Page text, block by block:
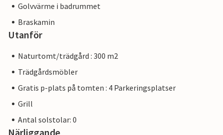
Golvvärme i badrummet
Braskamin
Utanför
Naturtomt/trädgård : 300 m2
Trädgårdsmöbler
Gratis p-plats på tomten : 4 Parkeringsplatser
Grill
Antal solstolar: 0
Närliggande